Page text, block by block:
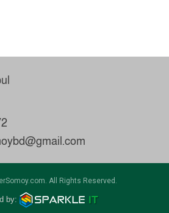
All Rights Reserved.
by: